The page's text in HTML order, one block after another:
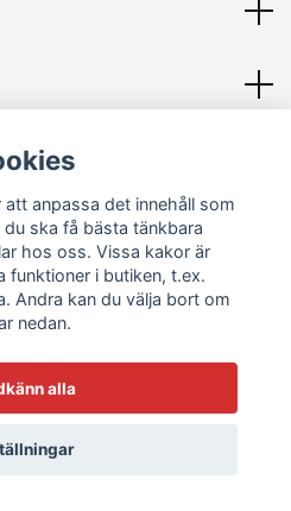
Powered by Quickbutik
anpassa det innehåll som
ska få bästa tänkbara
hos oss. Vissa kakor är
funktioner i butiken, t.ex.
Andra kan du välja bort om
nedan.
alla